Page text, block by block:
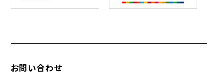
お問い合わせ